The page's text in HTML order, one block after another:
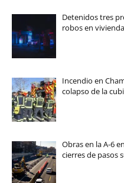
Detenidos tres
robos en
Incendio en
colapso de la
Obras en la A-6
cierres de pasos